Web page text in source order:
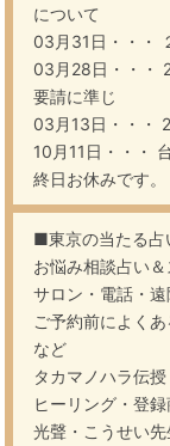
について
03月31日・・・
03月28日・・・
要請に準じ
03月13日・・・
10月11日・・・
終日お休みです。
■東京の当たる占
お悩み相談占い
サロン・電話・遠
ご予約前によく
など
タカマノハラ伝
ヒーリング・登
光聲・こうせい